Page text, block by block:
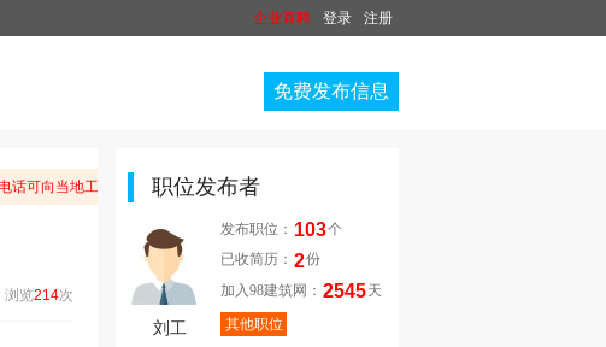
企业直聘 登录 注册
免费发布信息
可向当地工商部门举报。
浏览214次
职位发布者
刘工
发布职位： 103个
已收简历： 2份
加入98建筑网： 2545天
其他职位